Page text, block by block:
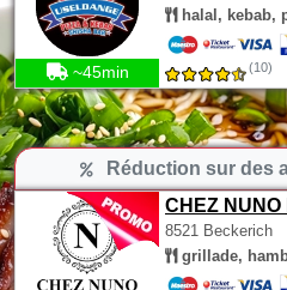
halal, kebab,
~45min (10)
Réduction sur des
CHEZ NUNO
8521 Beckerich
grillade,